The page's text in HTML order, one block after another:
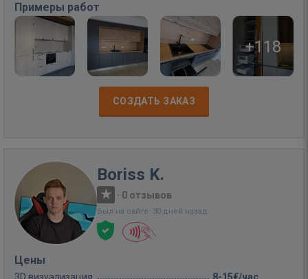
Примеры работ
+118
СОЗДАТЬ ЗАКАЗ
Boriss K.
· 0 отзывов
Был на сайте: 30 дней назад
Цены